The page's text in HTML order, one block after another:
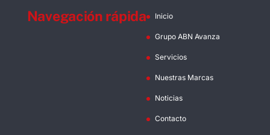
Navegación rápida Inicio
Grupo ABN Avanza
Servicios
Nuestras Marcas
Noticias
Contacto